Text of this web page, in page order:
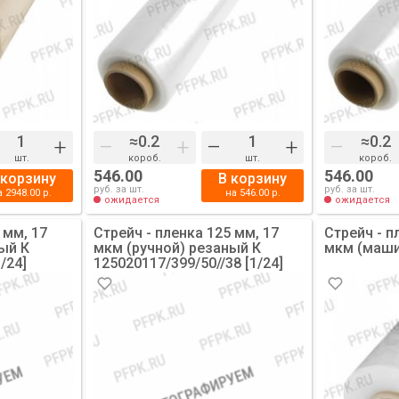
шт. +
2948.00 р.
– короб. + – шт. +
546.00
руб. за шт.
ожидается
В корзину
на 546.00р.
– короб.
546.00
руб. за шт.
ожидается
мм, 17
К
24]
Стрейч - пленка 125 мм, 17
мкм (ручной) резаный К
125020117/399/50//38 [1/24]
Стрейч -
мкм